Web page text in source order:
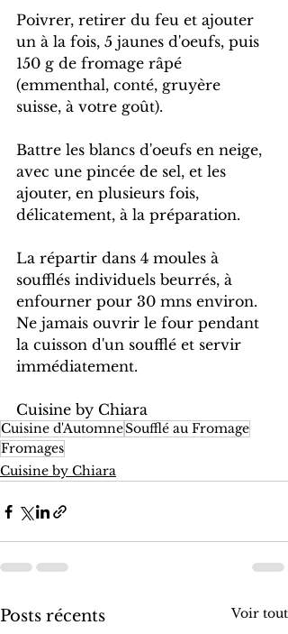
Poivrer, retirer du feu et ajouter
un à la fois, 5 jaunes d'oeufs, puis
150 g de fromage râpé
(emmenthal, conté, gruyère
suisse, à votre goût).
Battre les blancs d'oeufs en neige,
avec une pincée de sel, et les
ajouter, en plusieurs fois,
délicatement, à la préparation.
La répartir dans 4 moules à
soufflés individuels beurrés, à
enfourner pour 30 mns environ.
Ne jamais ouvrir le four pendant
la cuisson d'un soufflé et servir
immédiatement.
Cuisine by Chiara
Cuisine d'AutomneSoufflé au Fromage
Fromages
Cuisine by Chiara
Posts récents Voir tout